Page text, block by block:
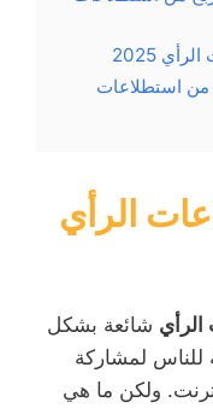
2025
من استطلاعات
الرأي
شائعة بشكل
للناس لمشاركة
ولكن ما هي